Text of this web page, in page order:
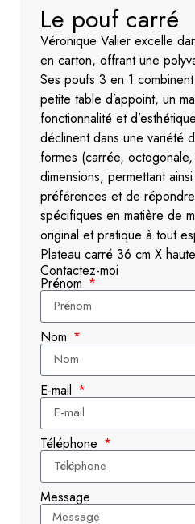
Le pouf carré
Véronique Valier excelle
en carton, offrant une
Ses poufs 3 en 1
petite table d’appoint, un
fonctionnalité et
déclinent dans une variété
formes (carrée,
dimensions, permettant
préférences et de
spécifiques en matière de
original et pratique à tout
Plateau carré 36 cm X
Contactez-moi
Prénom
Nom
E-mail
Téléphone
Message